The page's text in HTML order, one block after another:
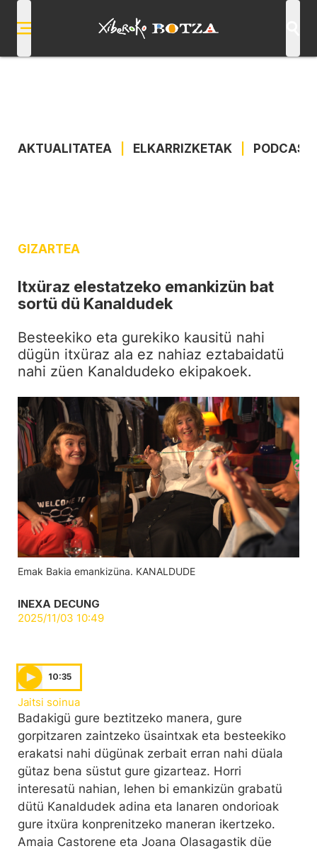
AKTUALITATEA ELKARRIZKETAK
GIZARTEA
Itxüraz elestatzeko emankizün bat
sortü dü Kanaldudek
Besteekiko eta gurekiko kausitü nahi
dügün itxüraz ala ez nahiaz eztabaidatü
nahi züen Kanaldudeko ekipakoek.
Emak Bakia emankizüna. KANALDUDE
INEXA DECUNG
2025/11/03 10:49
10:35
Jaitsi soinua
Badakigü gure beztitzeko manera, gure
gorpitzaren zaintzeko üsaintxak eta besteekiko
erakatsi nahi dügünak zerbait erran nahi düala
gütaz bena süstut gure gizarteaz. Horri
interesatü nahian, lehen bi emankizün grabatü
dütü Kanaldudek adina eta lanaren ondorioak
gure itxüra konprenitzeko maneran ikertzeko.
Amaia Castorene eta Joana Olasagastik düe